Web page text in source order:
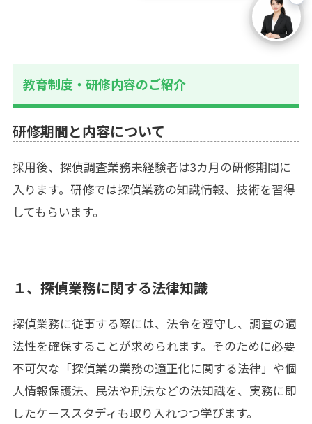
教育制度・研修内容のご紹介
研修期間と内容について
採用後、探偵調査業務未経験者は3カ月の研修期間に
入ります。研修では探偵業務の知識情報、技術を習得
してもらいます。
１、探偵業務に関する法律知識
探偵業務に従事する際には、法令を遵守し、調査の適
法性を確保することが求められます。そのために必要
不可欠な「探偵業の業務の適正化に関する法律」や個
人情報保護法、民法や刑法などの法知識を、実務に即
したケーススタディも取り入れつつ学びます。